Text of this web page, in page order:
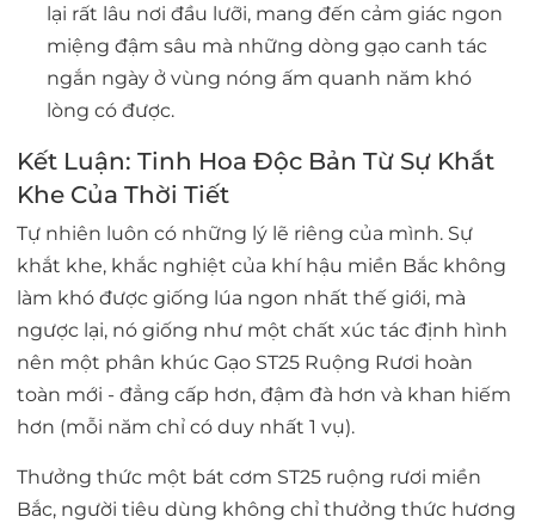
lại rất lâu nơi đầu lưỡi, mang đến cảm giác ngon
miệng đậm sâu mà những dòng gạo canh tác
ngắn ngày ở vùng nóng ấm quanh năm khó
lòng có được.
Kết Luận: Tinh Hoa Độc Bản Từ Sự Khắt
Khe Của Thời Tiết
Tự nhiên luôn có những lý lẽ riêng của mình. Sự
khắt khe, khắc nghiệt của khí hậu miền Bắc không
làm khó được giống lúa ngon nhất thế giới, mà
ngược lại, nó giống như một chất xúc tác định hình
nên một phân khúc Gạo ST25 Ruộng Rươi hoàn
toàn mới - đẳng cấp hơn, đậm đà hơn và khan hiếm
hơn (mỗi năm chỉ có duy nhất 1 vụ).
Thưởng thức một bát cơm ST25 ruộng rươi miền
Bắc, người tiêu dùng không chỉ thưởng thức hương